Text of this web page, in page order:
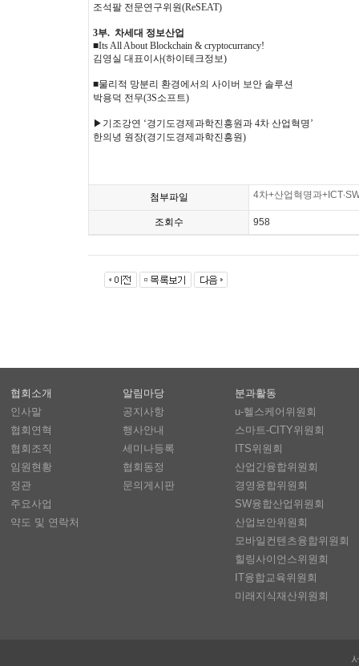
조석팔 전문연구위원(ReSEAT)
3부. 차세대 정보산업
■Its All About Blockchain & cryptocurrancy!
김영실 대표이사(하이테크정보)
■물리적 망분리 환경에서의 사이버 보안 솔루션
박용덕 전무(3S소프트)
▶기조강연 ‘경기도경제과학진흥원과 4차 산업혁명’
한의녕 원장(경기도경제과학진흥원)
첨부파일 4차+산업혁명과
조회수 958
협회소개
인사말
협회연혁
협회조직
임원현황
정관
주요사업
약도 및 연락처
알림마당
공지사항
행사안내
세미나등록
협회동정
문의게시판
분과활동
u-헬스케어위원회
스마트-CITY위원회
ITS위원회
산업간융합위원회
경영융합위원회
SW융합산업위원회
산업보안위원회
모바일컨텐츠융합위원회
힐링사이언스위원회
IT융합교육위원회
미래지식재산위원회